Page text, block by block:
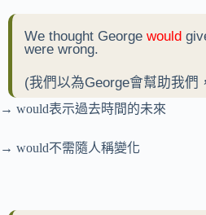
We thought George would
were wrong.
(我們以為George會幫助我們
→ would表示過去時間的未來
→ would不需隨人稱變化